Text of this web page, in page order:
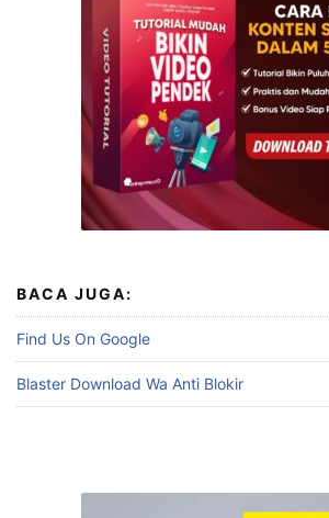
BACA JUGA:
Find Us On Google
Blaster Download Wa Anti Blokir